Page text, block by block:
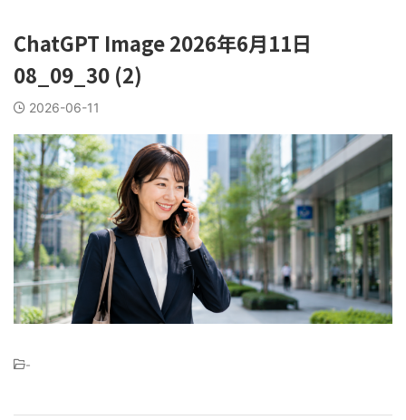
ChatGPT Image 2026年6月11日
08_09_30 (2)
2026-06-11
-